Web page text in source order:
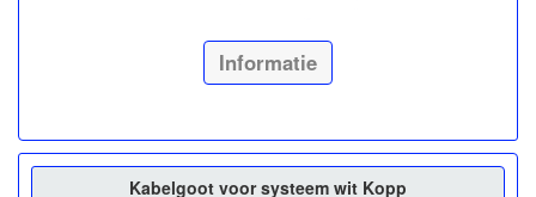
Informatie
Kabelgoot voor systeem wit Kopp